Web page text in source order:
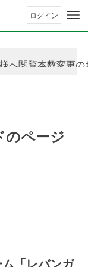
ログイン
へ閲覧本数変更
へ閲覧本数変更
のページ
「レバンガ